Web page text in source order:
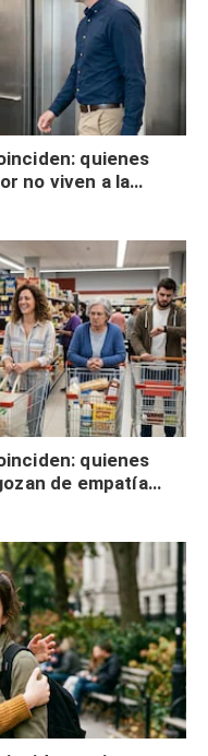
quienes
no viven a la
quienes
de empatía
autocontrol